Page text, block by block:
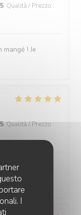
I
Qualità / Prezzo :
! Je
Qualità / Prezzo :
très bien.